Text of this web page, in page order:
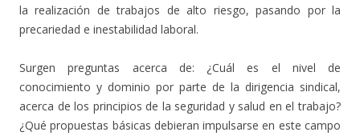
la realización de trabajos de alto riesgo, pasando por la
precariedad e inestabilidad laboral.
Surgen preguntas acerca de: ¿Cuál es el nivel de
conocimiento y dominio por parte de la dirigencia sindical,
acerca de los principios de la seguridad y salud en el trabajo?
¿Qué propuestas básicas debieran impulsarse en este campo